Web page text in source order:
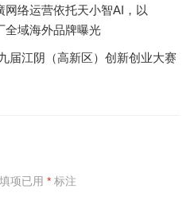
络运营依托天小智AI，以
全域海外品牌曝光
江阴（高新区）创新创业大赛
项已用 *标注